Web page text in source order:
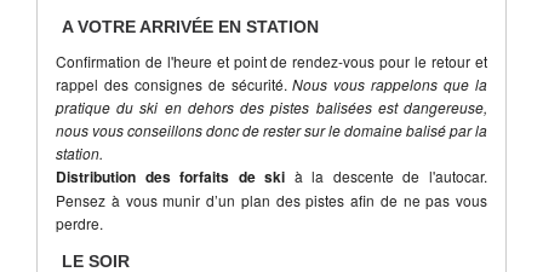
A VOTRE ARRIVÉE EN STATION
Confirmation de l'heure et point de rendez-vous pour le retour et
rappel des consignes de sécurité.Nous vous rappelons que la
pratique du ski en dehors des pistes balisées est dangereuse,
nous vous conseillons donc de rester sur le domaine balisé par la
station.
Distribution des forfaits de ski à la descente de l'autocar.
Pensez à vous munir d’un plan des pistes afin de ne pas vous
perdre.
LE SOIR